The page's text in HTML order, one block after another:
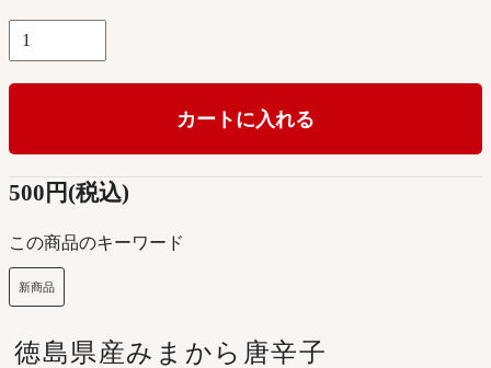
カートに入れる
500円(税込)
この商品のキーワード
新商品
徳島県産みまから唐辛子